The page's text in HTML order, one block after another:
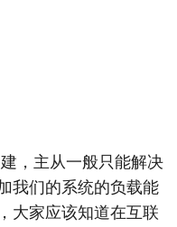
，主从一般只能解决
我们的系统的负载能
大家应该知道在互联